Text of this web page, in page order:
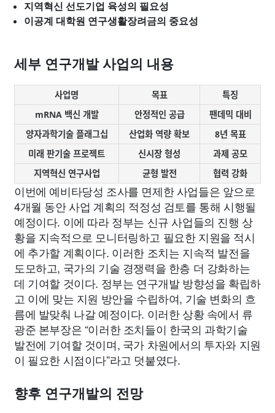
지역혁신 선도기업 육성의 필요성
이공계 대학원 연구생활장려금의 중요성
세부 연구개발 사업의 내용
사업명 목표
특징
mRNA 백신 개발
안정적인 공급
팬데믹 대비
양자과학기술 플래그십
산업화 역량 확보
8년 목표
미래 판기술 프로젝트
신시장 형성
과제 공모
지역혁신 연구사업
균형 발전 협력 강화
이번에 예비타당성 조사를 면제한 사업들은 앞으로
4개월 동안 사업 계획의 적정성 검토를 통해 시행될
예정이다. 이에 따라 정부는 신규 사업들의 진행 상
황을 지속적으로 모니터링하고 필요한 지원을 적시
에 추가할 계획이다. 이러한 조치는 지속적 발전을
도모하고, 국가의 기술 경쟁력을 한층 더 강화하는
데 기여할 것이다. 정부는 연구개발 방향성을 확립하
고 이에 맞는 지원 방안을 수립하여, 기술 변화의 흐
름에 발맞춰 나갈 예정이다. 이러한 상황 속에서 류
광준 본부장은 “이러한 조치들이 한국의 과학기술
발전에 기여할 것이며, 국가 차원에서의 투자와 지원
이 필요한 시점이다”라고 덧붙였다.
향후 연구개발의 전망